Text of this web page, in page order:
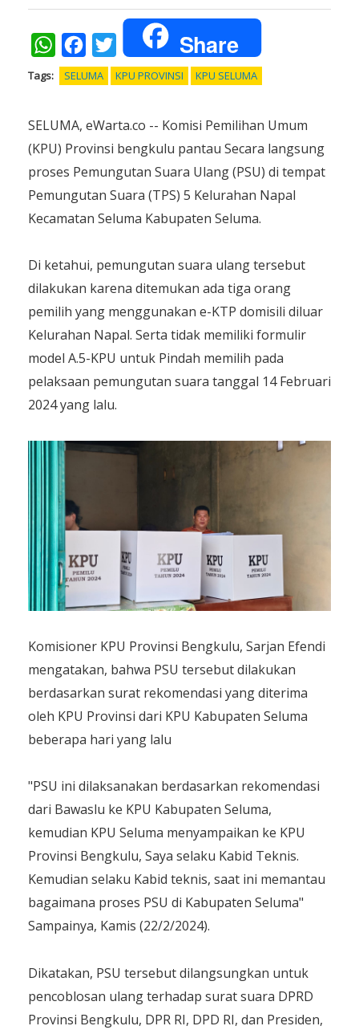
WhatsAppFacebookTwitter Share
Tags SELUMA KPU PROVINSI KPU SELUMA
SELUMA, eWarta.co -- Komisi Pemilihan Umum
(KPU) Provinsi bengkulu pantau Secara langsung
proses Pemungutan Suara Ulang (PSU) di tempat
Pemungutan Suara (TPS) 5 Kelurahan Napal
Kecamatan Seluma Kabupaten Seluma.
Di ketahui, pemungutan suara ulang tersebut
dilakukan karena ditemukan ada tiga orang
pemilih yang menggunakan e-KTP domisili diluar
Kelurahan Napal. Serta tidak memiliki formulir
model A.5-KPU untuk Pindah memilih pada
pelaksaan pemungutan suara tanggal 14 Februari
2024 yang lalu.
Komisioner KPU Provinsi Bengkulu, Sarjan Efendi
mengatakan, bahwa PSU tersebut dilakukan
berdasarkan surat rekomendasi yang diterima
oleh KPU Provinsi dari KPU Kabupaten Seluma
beberapa hari yang lalu
"PSU ini dilaksanakan berdasarkan rekomendasi
dari Bawaslu ke KPU Kabupaten Seluma,
kemudian KPU Seluma menyampaikan ke KPU
Provinsi Bengkulu, Saya selaku Kabid Teknis.
Kemudian selaku Kabid teknis, saat ini memantau
bagaimana proses PSU di Kabupaten Seluma"
Sampainya, Kamis (22/2/2024).
Dikatakan, PSU tersebut dilangsungkan untuk
pencoblosan ulang terhadap surat suara DPRD
Provinsi Bengkulu, DPR RI, DPD RI, dan Presiden,